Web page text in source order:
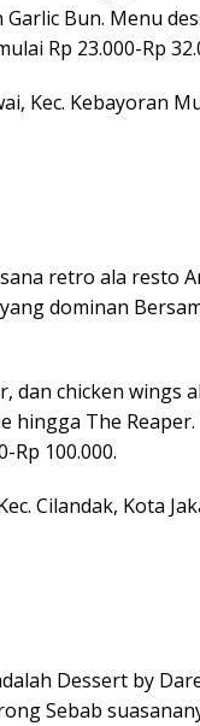
Bun. Menu
Rp 23.000-Rp
Kec. Kebayoran
retro ala resto
dominan
dan chicken wings
hingga The
Rp 100.000.
Cilandak, Kota
Dessert by
Sebab